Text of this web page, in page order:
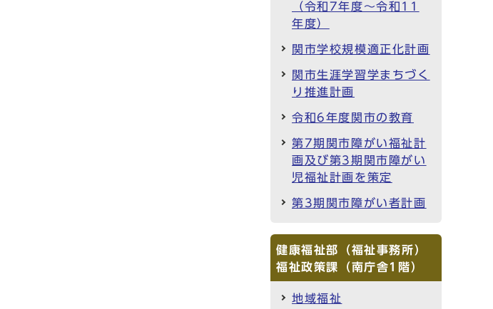
（令和7年度～令和11
年度）
関市学校規模適正化計画
関市生涯学習学まちづく
り推進計画
令和6年度関市の教育
第7期関市障がい福祉計
画及び第3期関市障がい
児福祉計画を策定
第3期関市障がい者計画
健康福祉部（福祉事務所）
福祉政策課（南庁舎1階）
地域福祉